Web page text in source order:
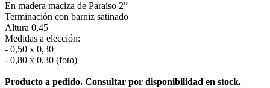
En madera maciza de Paraíso 2”
Terminación con barniz satinado
Altura 0,45
Medidas a elección:
- 0,50 x 0,30
- 0,80 x 0,30 (foto)
Producto a pedido. Consultar por disponibilidad en stock.